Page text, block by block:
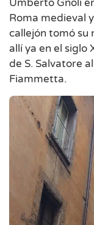
Umberto Gnoli
Roma medieval
callejón tomó su
allí ya en el siglo
de S. Salvatore
Fiammetta.